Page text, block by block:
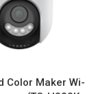
Color Maker Wi-